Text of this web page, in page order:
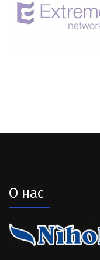
О нас